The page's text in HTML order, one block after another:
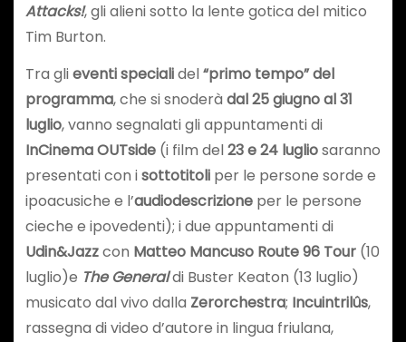
Attacks!, gli alieni sotto la lente gotica del mitico
Tim Burton.
Tra glieventi specialidel“primo tempo” del
programma, che si snoderà dal 25 giugno al 31
luglio, vanno segnalati gli appuntamenti di
InCinema OUTside(i film del23 e 24 lugliosaranno
presentati con isottotitoliper le persone sorde e
ipoacusiche e l’audiodescrizioneper le persone
cieche e ipovedenti); i due appuntamenti di
Udin&Jazzcon Matteo Mancuso Route 96 Tour (10
luglio)e The Generaldi Buster Keaton (13 luglio)
musicato dal vivo dalla Zerorchestra; Incuintrilûs,
rassegna di video d’autore in lingua friulana,